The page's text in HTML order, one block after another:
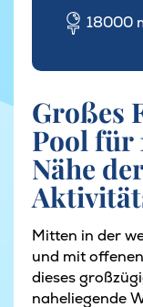
18000
Großes
Pool für
Nähe
Mitten in der
und mit
dieses
naheliegende